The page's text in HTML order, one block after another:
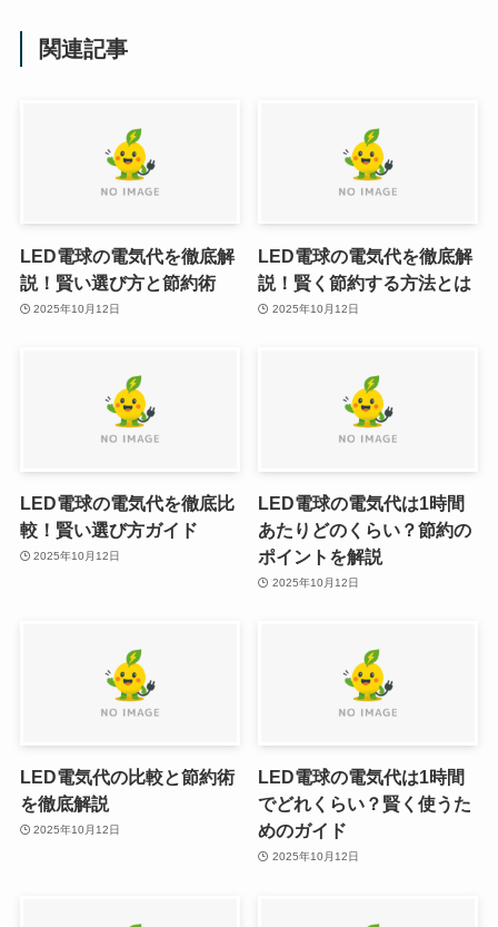
関連記事
LED電球の電気代を徹底解
説！賢い選び方と節約術
2025年10月12日
LED電球の電気代を徹底解
説！賢く節約する方法とは
2025年10月12日
LED電球の電気代を徹底比
較！賢い選び方ガイド
2025年10月12日
LED電球の電気代は1時間
あたりどのくらい？節約の
ポイントを解説
2025年10月12日
LED電気代の比較と節約術
を徹底解説
2025年10月12日
LED電球の電気代は1時間
でどれくらい？賢く使うた
めのガイド
2025年10月12日